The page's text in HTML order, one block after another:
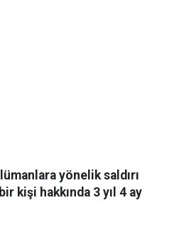
yönelik saldırı
kişi hakkında 3 yıl 4 ay